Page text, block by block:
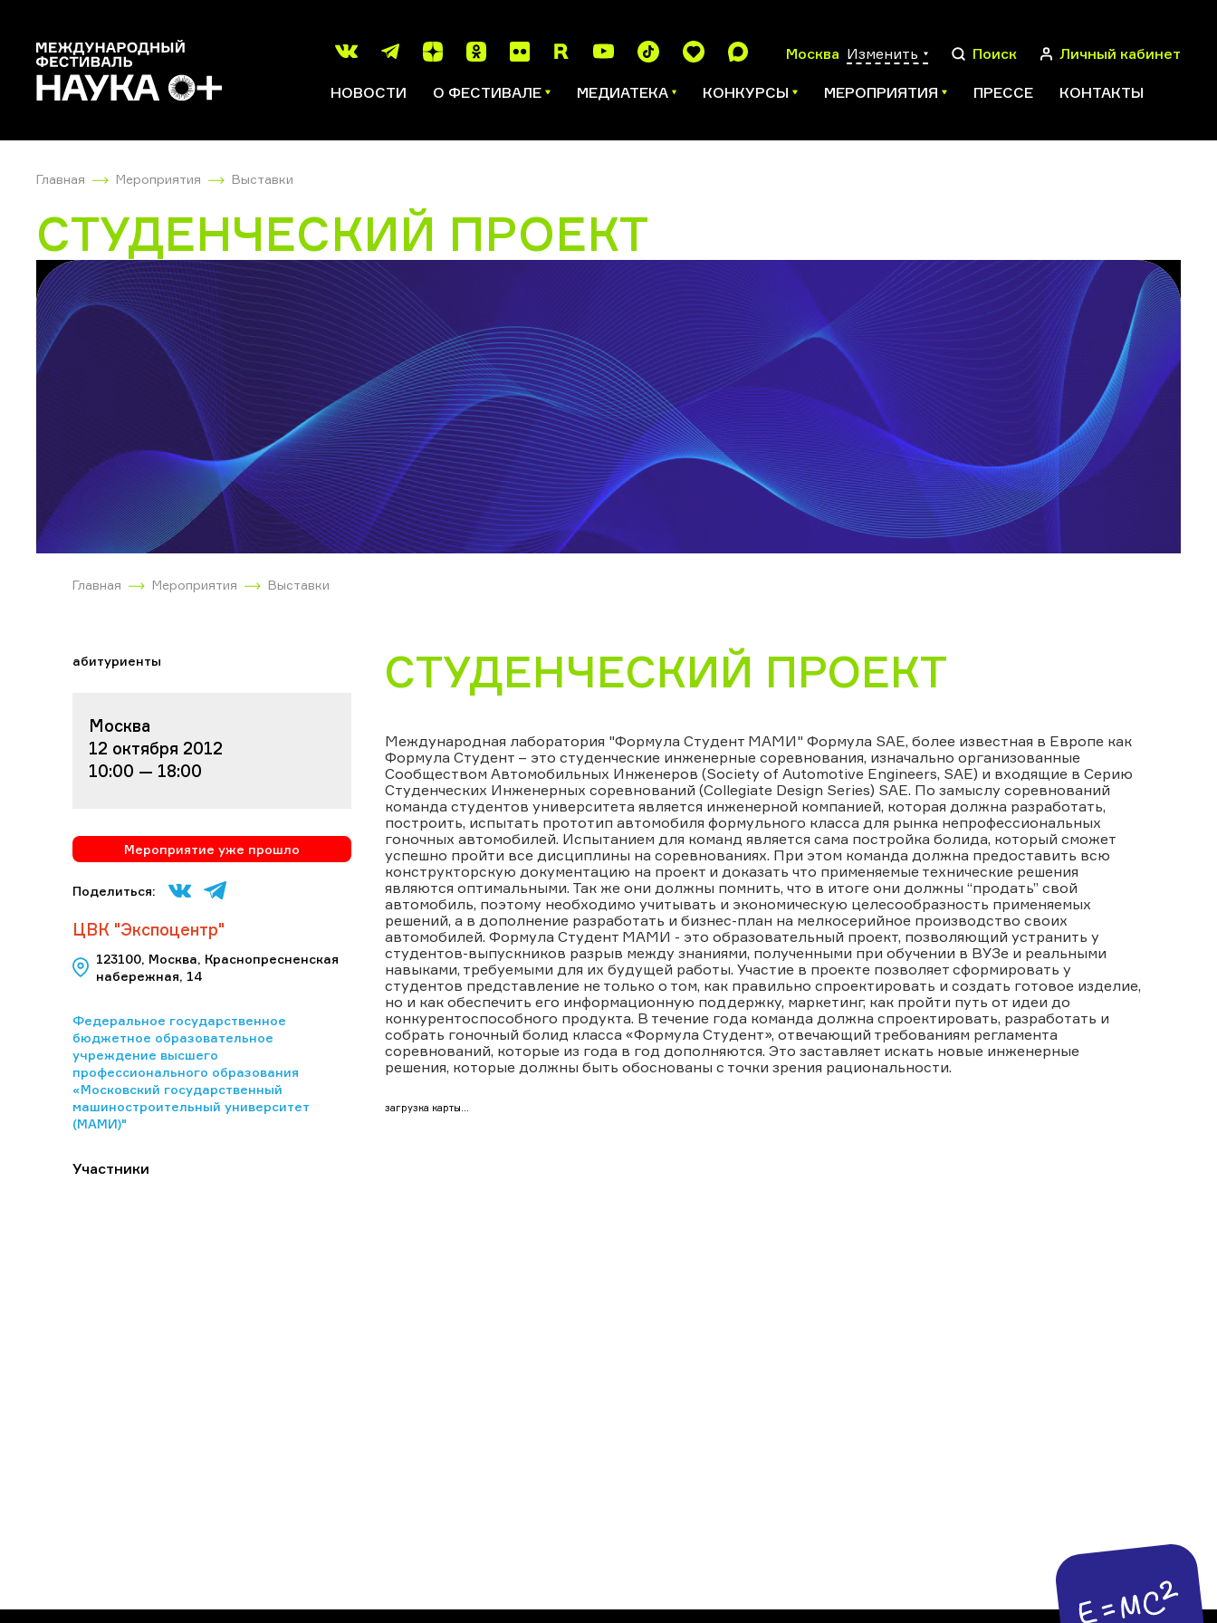
Москва Изменить Поиск Личный кабинет
НОВОСТИ О ФЕСТИВАЛЕ МЕДИАТЕКА КОНКУРСЫ МЕРОПРИЯТИЯ ПРЕССЕ КОНТАКТЫ
Главная Мероприятия Выставки
СТУДЕНЧЕСКИЙ ПРОЕКТ
Главная Мероприятия Выставки
абитуриенты
Москва
12 октября 2012
10:00 — 18:00
Мероприятие уже прошло
Поделиться:
ЦВК "Экспоцентр"
123100, Москва, Краснопресненская
набережная, 14
Федеральное государственное
бюджетное образовательное
учреждение высшего
профессионального образования
«Московский государственный
машиностроительный университет
(МАМИ)"
Участники
СТУДЕНЧЕСКИЙ ПРОЕКТ
Международная лаборатория "Формула Студент МАМИ" Формула SAE, более известная в Европе как
Формула Студент – это студенческие инженерные соревнования, изначально организованные
Сообществом Автомобильных Инженеров (Society of Automotive Engineers, SAE) и входящие в Серию
Студенческих Инженерных соревнований (Collegiate Design Series) SAE. По замыслу соревнований
команда студентов университета является инженерной компанией, которая должна разработать,
построить, испытать прототип автомобиля формульного класса для рынка непрофессиональных
гоночных автомобилей. Испытанием для команд является сама постройка болида, который сможет
успешно пройти все дисциплины на соревнованиях. При этом команда должна предоставить всю
конструкторскую документацию на проект и доказать что применяемые технические решения
являются оптимальными. Так же они должны помнить, что в итоге они должны “продать” свой
автомобиль, поэтому необходимо учитывать и экономическую целесообразность применяемых
решений, а в дополнение разработать и бизнес-план на мелкосерийное производство своих
автомобилей. Формула Студент МАМИ - это образовательный проект, позволяющий устранить у
студентов-выпускников разрыв между знаниями, полученными при обучении в ВУЗе и реальными
навыками, требуемыми для их будущей работы. Участие в проекте позволяет сформировать у
студентов представление не только о том, как правильно спроектировать и создать готовое изделие,
но и как обеспечить его информационную поддержку, маркетинг, как пройти путь от идеи до
конкурентоспособного продукта. В течение года команда должна спроектировать, разработать и
собрать гоночный болид класса «Формула Студент», отвечающий требованиям регламента
соревнований, которые из года в год дополняются. Это заставляет искать новые инженерные
решения, которые должны быть обоснованы с точки зрения рациональности.
загрузка карты...